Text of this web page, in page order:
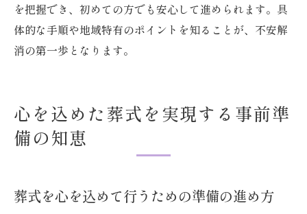
を把握でき、初めての方でも安心して進められます。具
体的な手順や地域特有のポイントを知ることが、不安解
消の第一歩となります。
心を込めた葬式を実現する事前準
備の知恵
葬式を心を込めて行うための準備の進め方